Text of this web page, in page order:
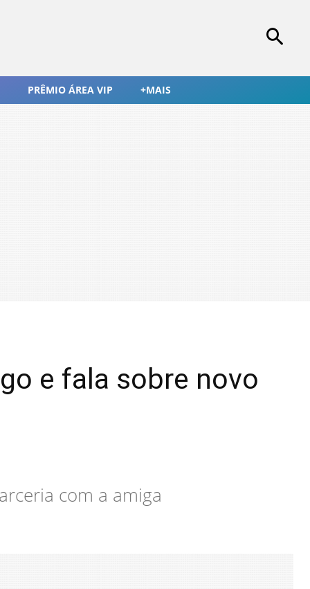
PRÊMIO ÁREA VIP +MAIS
e fala sobre novo
com a amiga